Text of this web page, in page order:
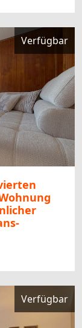
Verfügbar
Verfügbar